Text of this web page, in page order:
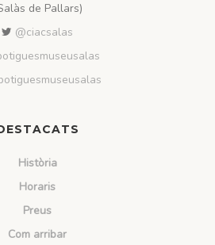
de Pallars)
@ciacsalas
Història
Horaris
Preus
Com arribar